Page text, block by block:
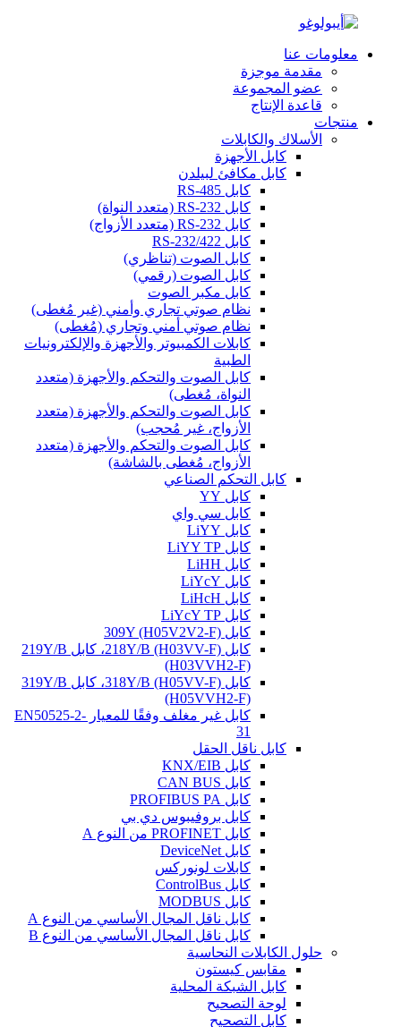
معلومات عنا
مقدمة موجزة
عضو المجموعة
قاعدة الإنتاج
منتجات
الأسلاك والكابلات
كابل الأجهزة
كابل مكافئ لبيلدن
كابل RS-485
كابل RS-232 (متعدد النواة)
كابل RS-232 (متعدد الأزواج)
كابل RS-232/422
كابل الصوت (تناظري)
كابل الصوت (رقمي)
كابل مكبر الصوت
نظام صوتي تجاري وأمني (غير مُغطى)
نظام صوتي أمني وتجاري (مُغطى)
كابلات الكمبيوتر والأجهزة والإلكترونيات
الطبية
كابل الصوت والتحكم والأجهزة (متعدد
النواة، مُغطى)
كابل الصوت والتحكم والأجهزة (متعدد
الأزواج، غير مُحجب)
كابل الصوت والتحكم والأجهزة (متعدد
الأزواج، مُغطى بالشاشة)
كابل التحكم الصناعي
كابل YY
كابل سي واي
كابل LiYY
كابل LiYY TP
كابل LiHH
كابل LiYcY
كابل LiHcH
كابل LiYcY TP
كابل 309Y (H05V2V2-F)
كابل 218Y/B (H03VV-F)، كابل 219Y/B
(H03VVH2-F)
كابل 318Y/B (H05VV-F)، كابل 319Y/B
(H05VVH2-F)
كابل غير مغلف وفقًا للمعيار EN50525-2-
31
كابل ناقل الحقل
كابل KNX/EIB
كابل CAN BUS
كابل PROFIBUS PA
كابل بروفيبوس دي بي
كابل PROFINET من النوع A
كابل DeviceNet
كابلات لونوركس
كابل ControlBus
كابل MODBUS
كابل ناقل المجال الأساسي من النوع A
كابل ناقل المجال الأساسي من النوع B
حلول الكابلات النحاسية
مقابس كيستون
كابل الشبكة المحلية
لوحة التصحيح
كابل التصحيح